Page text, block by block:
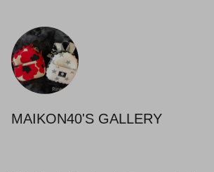
MAIKON40'S GALLERY